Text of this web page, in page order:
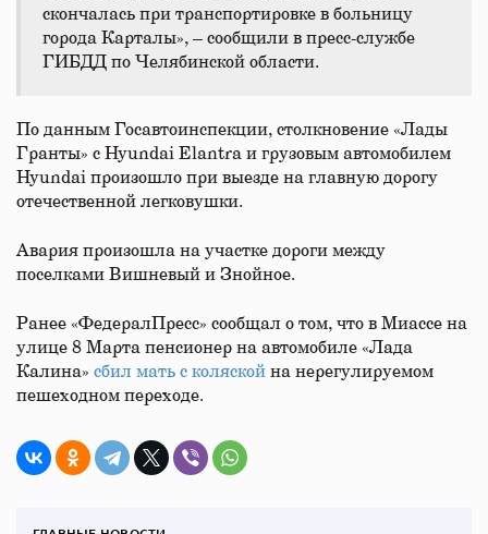
скончалась при транспортировке в больницу
города Карталы», – сообщили в пресс-службе
ГИБДД по Челябинской области.
По данным Госавтоинспекции, столкновение «Лады
Гранты» с Hyundai Elantra и грузовым автомобилем
Hyundai произошло при выезде на главную дорогу
отечественной легковушки.
Авария произошла на участке дороги между
поселками Вишневый и Знойное.
Ранее «ФедералПресс» сообщал о том, что в Миассе на
улице 8 Марта пенсионер на автомобиле «Лада
Калина» сбил мать с коляской на нерегулируемом
пешеходном переходе.